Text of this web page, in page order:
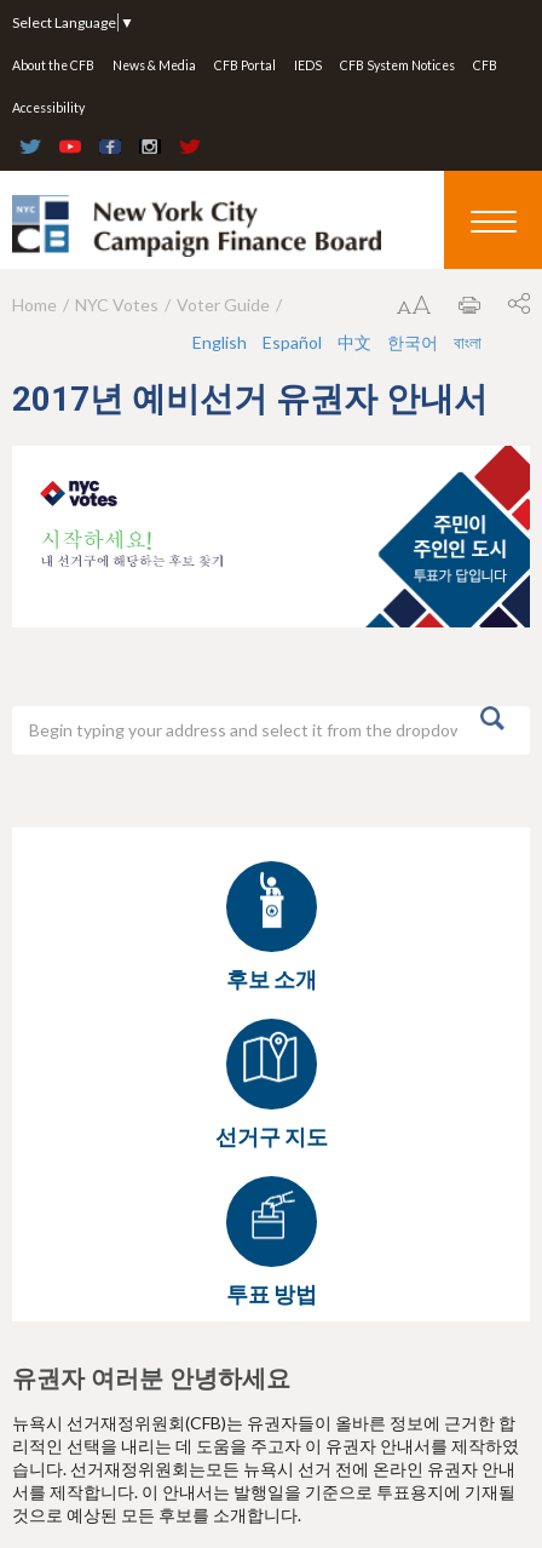
Select Language ▼
About the CFB News & Media CFB Portal IEDS CFB System Notices CFB
Accessibility
Y
u
Home NYC Votes
Voter Guide
English
Español 中文 한국어 বাংলা
2017년 예비선거 유권자 안내서
후보 소개
선거구 지도
투표 방법
유권자 여러분 안녕하세요
뉴욕시 선거재정위원회(CFB)는 유권자들이 올바른 정보에 근거한 합
리적인 선택을 내리는 데 도움을 주고자 이 유권자 안내서를 제작하였
습니다. 선거재정위원회는모든 뉴욕시 선거 전에 온라인 유권자 안내
서를 제작합니다. 이 안내서는 발행일을 기준으로 투표용지에 기재될
것으로 예상된 모든 후보를 소개합니다.